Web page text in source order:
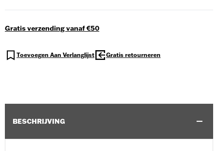
Gratis verzending vanaf €50
Toevoegen Aan Verlanglijst Gratis retourneren
BESCHRIJVING